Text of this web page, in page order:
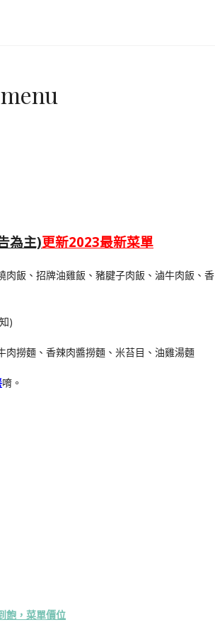
為主)更新2023最新菜單
肉飯、招牌油雞飯、豬腱子肉飯、滷牛肉飯、香
)
肉撈麵、香辣肉醬撈麵、米苔目、油雞湯麵
唷。
飽，菜單價位